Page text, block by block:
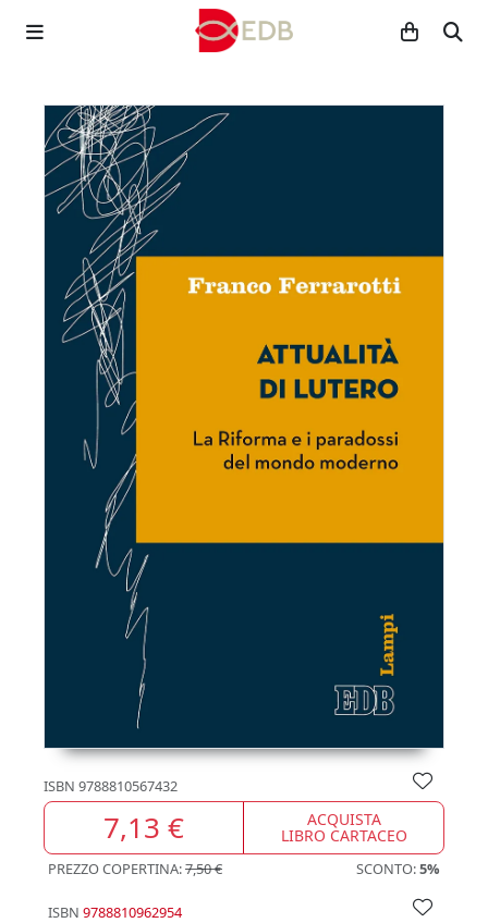
ISBN 9788810567432
7,13 € ACQUISTA
LIBRO CARTACEO
PREZZO COPERTINA:7,50 € SCONTO:5%
ISBN 9788810962954